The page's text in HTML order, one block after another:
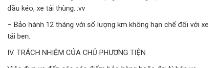
đầu kéo, xe tải thùng…vv
– Bảo hành 12 tháng với số lượng km không hạn chế đối với xe
tải ben.
IV. TRÁCH NHIỆM CỦA CHỦ PHƯƠNG TIỆN